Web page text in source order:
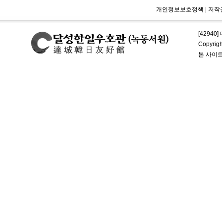
개인정보보호정책 저작
[42940]
본 사이